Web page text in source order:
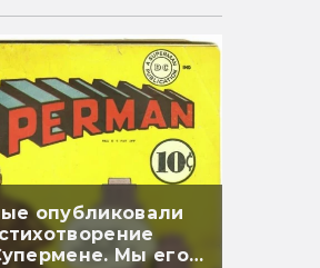
опубликовали
Мы его